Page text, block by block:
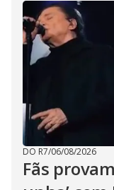
DO R7/06/08/2026
Fãs